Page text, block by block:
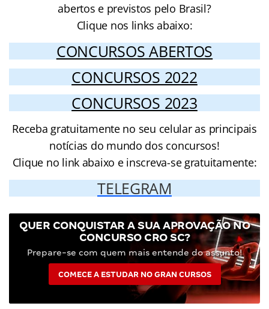
abertos e previstos pelo Brasil?
Clique nos links abaixo:
CONCURSOS ABERTOS
CONCURSOS 2022
CONCURSOS 2023
Receba gratuitamente no seu celular as principais
notícias do mundo dos concursos!
Clique no link abaixo e inscreva-se gratuitamente:
TELEGRAM
QUER CONQUISTAR A SUA APROVAÇÃO NO
CONCURSO CRO SC?
Prepare-se com quem mais entende do assunto!
COMECE A ESTUDAR NO GRAN CURSOS